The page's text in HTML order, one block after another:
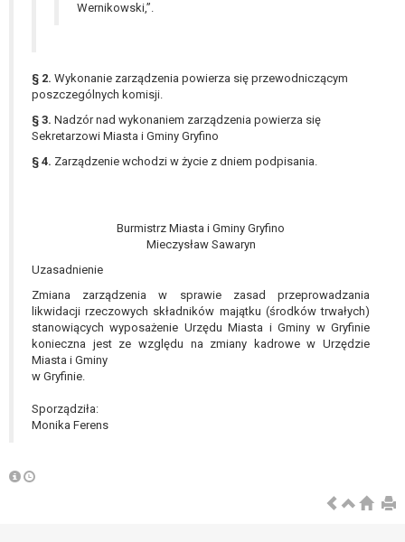
Wernikowski,”.
§ 2. Wykonanie zarządzenia powierza się przewodniczącym
poszczególnych komisji.
§ 3. Nadzór nad wykonaniem zarządzenia powierza się
Sekretarzowi Miasta i Gminy Gryfino
§ 4. Zarządzenie wchodzi w życie z dniem podpisania.
Burmistrz Miasta i Gminy Gryfino
Mieczysław Sawaryn
Uzasadnienie
Zmiana zarządzenia w sprawie zasad przeprowadzania
likwidacji rzeczowych składników majątku (środków trwałych)
stanowiących wyposażenie Urzędu Miasta i Gminy w Gryfinie
konieczna jest ze względu na zmiany kadrowe w Urzędzie
Miasta i Gminy
w Gryfinie.
Sporządziła:
Monika Ferens
na przetwarzanie danych osobowych (art. 6 ust. 1
lit a RODO), przysługuje Pani/Panu prawo do
cofnięcia tej zgody w dowolnym momencie.
Cofnięcie to nie ma wpływu na zgodność
przetwarzania, którego dokonano na podstawie
przetwarzanie Pani/Pana danych osobowych
przez administratora.
Organem właściwym do wniesienia skargi jest
Prezes Urzędu Ochrony Danych Osobowych.
W zależności od sfery, w której przetwarzane są
dane osobowe, podanie danych osobowych jest
dobrowolne albo jest wymogiem ustawowym lub
umownym.
zautomatyzowanemu podejmowaniu decyzji, w
tym również profilowaniu.